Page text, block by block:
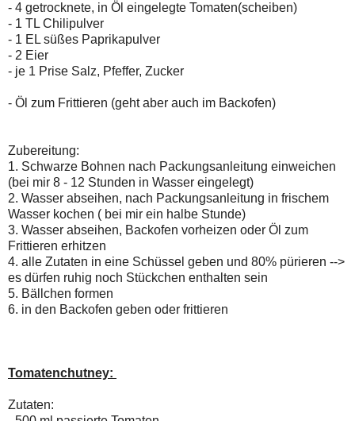
- 4 getrocknete, in Öl eingelegte Tomaten(scheiben)
- 1 TL Chilipulver
- 1 EL süßes Paprikapulver
- 2 Eier
- je 1 Prise Salz, Pfeffer, Zucker
- Öl zum Frittieren (geht aber auch im Backofen)
Zubereitung:
1. Schwarze Bohnen nach Packungsanleitung einweichen
(bei mir 8 - 12 Stunden in Wasser eingelegt)
2. Wasser abseihen, nach Packungsanleitung in frischem
Wasser kochen ( bei mir ein halbe Stunde)
3. Wasser abseihen, Backofen vorheizen oder Öl zum
Frittieren erhitzen
4. alle Zutaten in eine Schüssel geben und 80% pürieren -->
es dürfen ruhig noch Stückchen enthalten sein
5. Bällchen formen
6. in den Backofen geben oder frittieren
Tomatenchutney:
Zutaten: